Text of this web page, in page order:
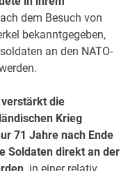
dem Besuch von
bekanntgegeben,
an den NATO-
verstärkt die
Krieg
71 Jahre nach Ende
Soldaten direkt an der